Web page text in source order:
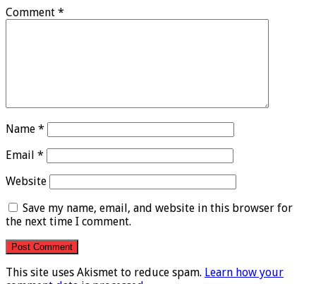
Comment *
Name *
Email *
Website
Save my name, email, and website in this browser for
the next time I comment.
This site uses Akismet to reduce spam. Learn how your